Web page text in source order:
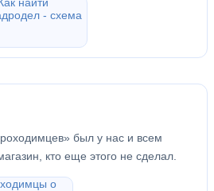
был у нас и всем
кто еще этого не сделал.